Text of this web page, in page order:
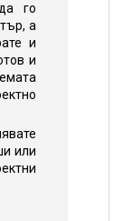
го
а
и
и
или